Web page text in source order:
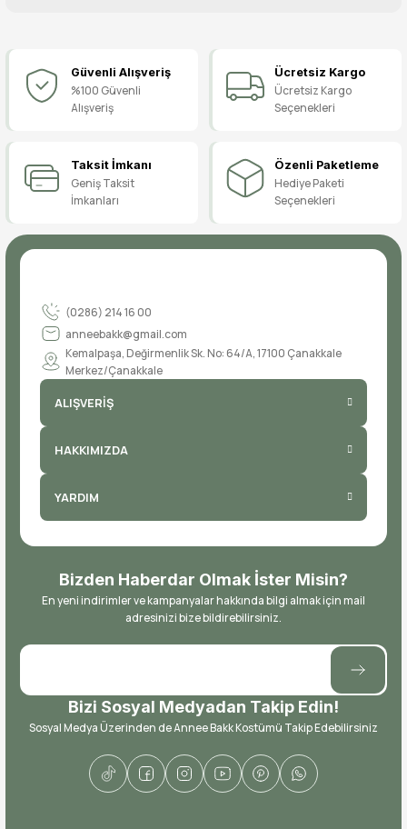
Yorum Yaz
Güvenli Alışveriş
%100 Güvenli
Alışveriş
Ücretsiz Kargo
Ücretsiz Kargo
Seçenekleri
Taksit İmkanı
Geniş Taksit
İmkanları
Özenli Paketleme
Hediye Paketi
Seçenekleri
(0286) 214 16 00
anneebakk@gmail.com
Kemalpaşa, Değirmenlik Sk. No: 64/A, 17100 Çanakkale
Merkez/Çanakkale
ALIŞVERİŞ
HAKKIMIZDA
YARDIM
Bizden Haberdar Olmak İster Misin?
En yeni indirimler ve kampanyalar hakkında bilgi almak için mail
adresinizi bize bildirebilirsiniz.
Bizi Sosyal Medyadan Takip Edin!
Sosyal Medya Üzerinden de Annee Bakk Kostümü Takip Edebilirsiniz